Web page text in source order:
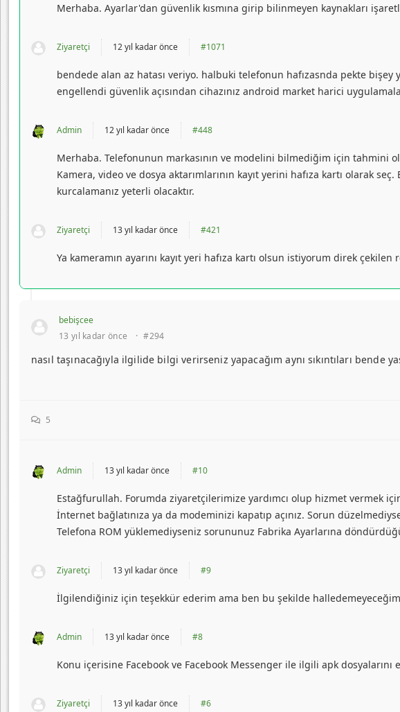
Merhaba. Ayarlar'dan güvenlik kısmına girip bilinmeyen kaynakları
Ziyaretçi 12 yıl kadar önce #1071
bendede alan az hatası veriyo. halbuki telefonun hafızasnda pekte
engellendi güvenlik açısından cihazınız android market harici
Admin 12 yıl kadar önce #448
Merhaba. Telefonunun markasının ve modelini bilmediğim için tahmini
Kamera, video ve dosya aktarımlarının kayıt yerini hafıza kartı olarak
kurcalamanız yeterli olacaktır.
Ziyaretçi 13 yıl kadar önce #421
Ya kameramın ayarını kayıt yeri hafıza kartı olsun istiyorum direk
bebişcee
13 yıl kadar önce
· #294
nasıl taşınacağıyla ilgilide bilgi verirseniz yapacağım aynı sıkıntıları bende
5
Admin 13 yıl kadar önce #10
Estağfurullah. Forumda ziyaretçilerimize yardımcı olup hizmet vermek
İnternet bağlatınıza ya da modeminizi kapatıp açınız. Sorun
Telefona ROM yüklemediyseniz sorununuz Fabrika Ayarlarına
Ziyaretçi 13 yıl kadar önce #9
İlgilendiğiniz için teşekkür ederim ama ben bu şekilde
Admin 13 yıl kadar önce #8
Konu içerisine Facebook ve Facebook Messenger ile ilgili apk
Ziyaretçi 13 yıl kadar önce #6